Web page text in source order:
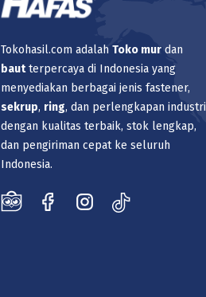
Tokohasil.com adalah Toko mur dan
bautterpercaya di Indonesia yang
menyediakan berbagai jenis fastener,
sekrup, ring, dan perlengkapan industri
dengan kualitas terbaik, stok lengkap,
dan pengiriman cepat ke seluruh
Indonesia.